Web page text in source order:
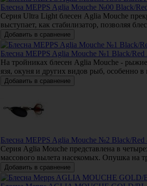
Блесна MEPPS Aglia Mouche №00 Black/
Серия Ultra Light блесен Aglia Mouche
выступает, как стабилизатор, позволяя
Блесна MEPPS Aglia Mouche №1 Black/Red
На тройниках блесен Aglia Mouche -
язя, окуня и других видов рыб, особенно
Блесна MEPPS Aglia Mouche №2 Black/Red
Серия Aglia Mouche представлена в
массового вылета насекомых. Опушка на